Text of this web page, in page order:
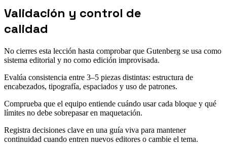
Validación y control de
calidad
No cierres esta lección hasta comprobar que Gutenberg se usa como
sistema editorial y no como edición improvisada.
Evalúa consistencia entre 3–5 piezas distintas: estructura de
encabezados, tipografía, espaciados y uso de patrones.
Comprueba que el equipo entiende cuándo usar cada bloque y qué
límites no debe sobrepasar en maquetación.
Registra decisiones clave en una guía viva para mantener
continuidad cuando entren nuevos editores o cambie el tema.